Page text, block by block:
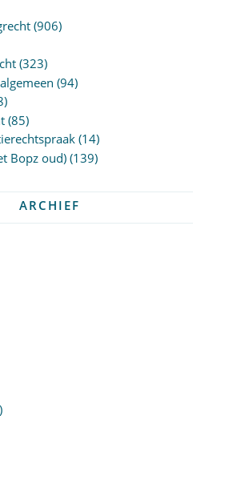
(906)
(323)
(94)
(85)
(14)
Bopz oud)(139)
ARCHIEF